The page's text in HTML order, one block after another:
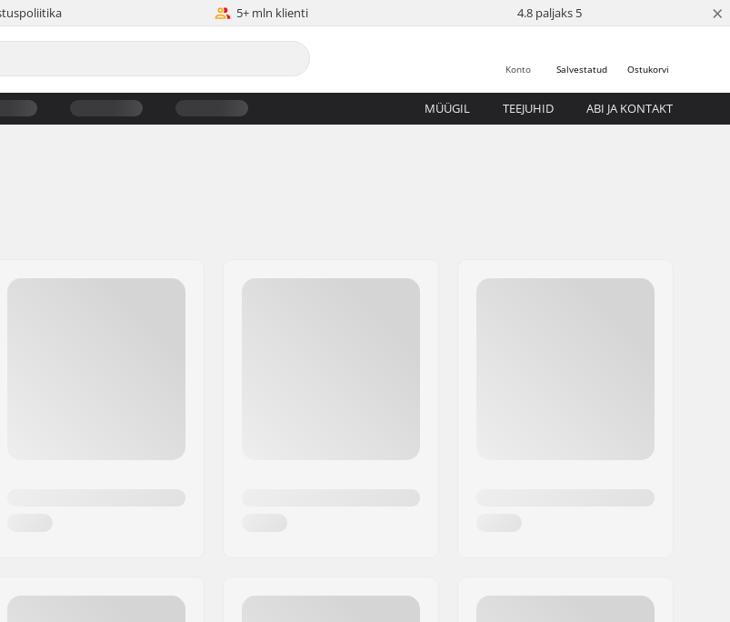
5+ mln klienti 4.8 paljaks 5 ×
Ostukorvi
Salvestatud
Konto
MÜÜGIL TEEJUHID ABI JA KONTAKT